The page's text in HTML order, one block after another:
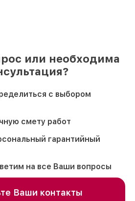
или необходима
с выбором
смету работ
гарантийный
на все Ваши вопросы
Ваши контакты